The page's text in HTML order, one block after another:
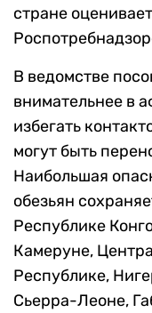
стране
В ведомстве
внимательнее в
избегать
могут быть
Наибольшая
обезьян
Республике
Камеруне,
Республике,
Сьерра-Леоне,